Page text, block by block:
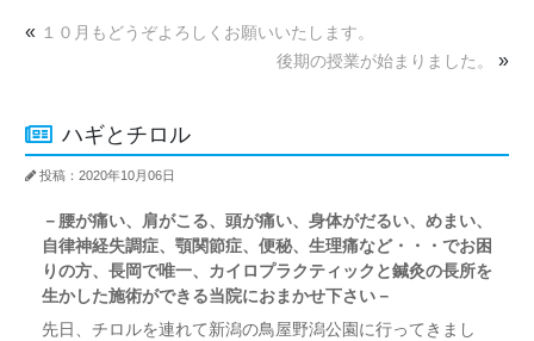
« １０月もどうぞよろしくお願いいたします。
後期の授業が始まりました。
»
ハギとチロル
投稿：2020年10月06日
－腰が痛い、肩がこる、頭が痛い、身体がだるい、めまい、
自律神経失調症、顎関節症、便秘、生理痛など・・・でお困
りの方、長岡で唯一、カイロプラクティックと鍼灸の長所を
生かした施術ができる当院におまかせ下さい－
先日、チロルを連れて新潟の鳥屋野潟公園に行ってきまし